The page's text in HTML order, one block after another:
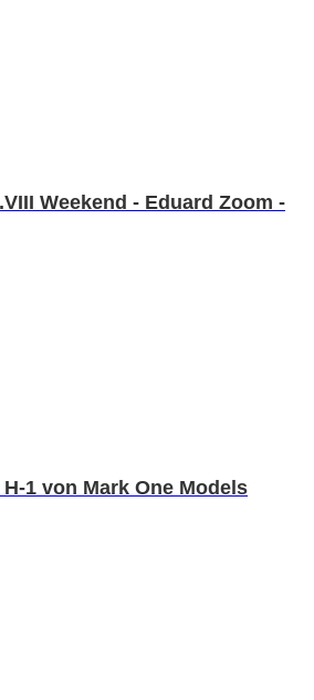
Weekend - Eduard Zoom -
H-1 von Mark One Models